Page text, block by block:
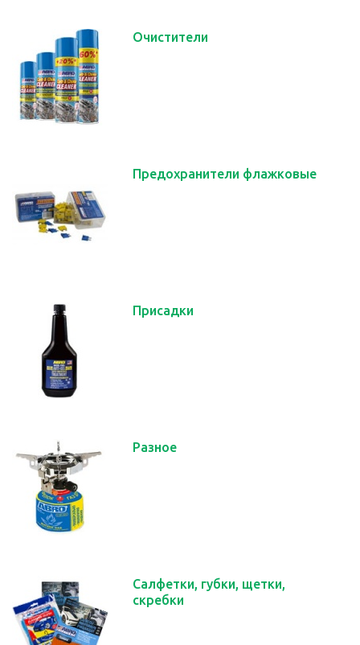
Очистители
Предохранители флажковые
Присадки
Разное
Салфетки, губки, щетки,
скребки